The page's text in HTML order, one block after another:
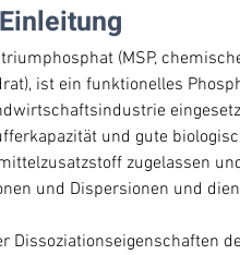
ErdeVitalis
Einleitung
(MSP,
ist ein funktionelles
und gute
zugelassen
und Dispersionen und
Dissoziationseigenschaften